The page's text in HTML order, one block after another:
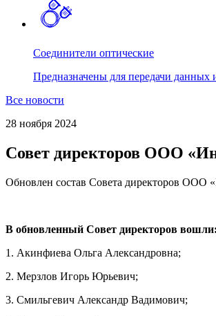
Соединители оптические
Предназначены для передачи данных
Все новости
28 ноября 2024
Совет директоров ООО
Обновлен состав Совета директоров ООО
В обновленный Совет директоров вошли:
1. Акинфиева Ольга Александровна;
2. Мерзлов Игорь Юрьевич;
3. Смильгевич Александр Вадимович;